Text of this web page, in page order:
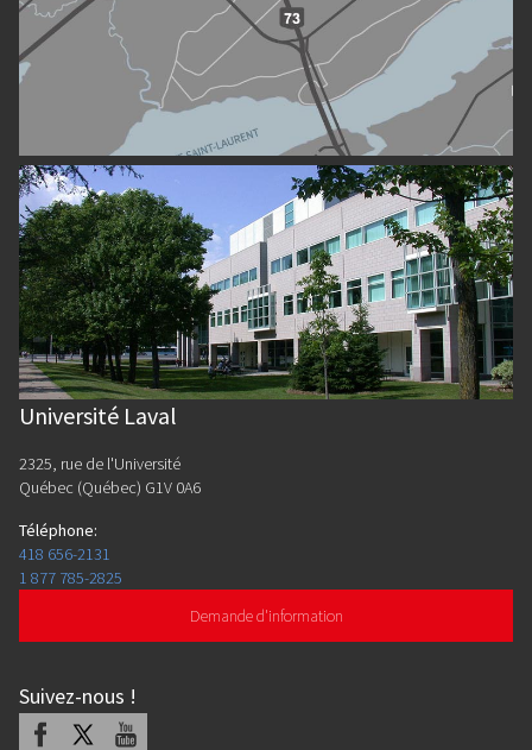
Université Laval
2325, rue de l'Université
Québec (Québec) G1V 0A6
Téléphone:
418 656-2131
1 877 785-2825
Demande d'information
Suivez-nous !
Facebook Youtube